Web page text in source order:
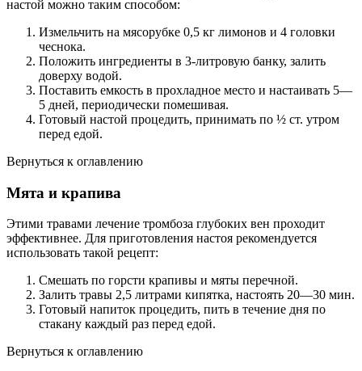
настой можно таким способом:
Измельчить на мясорубке 0,5 кг лимонов и 4 головки
чеснока.
Положить ингредиенты в 3-литровую банку, залить
доверху водой.
Поставить емкость в прохладное место и настаивать 5—
5 дней, периодически помешивая.
Готовый настой процедить, принимать по ½ ст. утром
перед едой.
Вернуться к оглавлению
Мята и крапива
Этими травами лечение тромбоза глубоких вен проходит
эффективнее. Для приготовления настоя рекомендуется
использовать такой рецепт:
Смешать по горсти крапивы и мяты перечной.
Залить травы 2,5 литрами кипятка, настоять 20—30 мин.
Готовый напиток процедить, пить в течение дня по
стакану каждый раз перед едой.
Вернуться к оглавлению